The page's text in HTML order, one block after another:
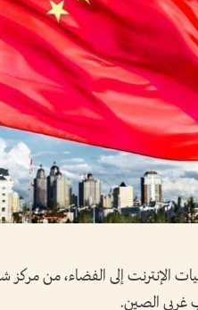
الإنترنت إلى الفضاء، من مركز
غربي الصين.